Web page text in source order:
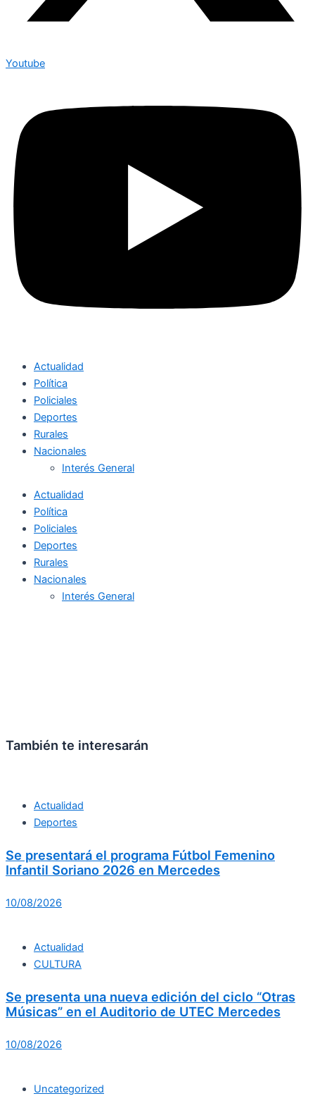
Youtube
Actualidad
Política
Policiales
Deportes
Rurales
Nacionales
Interés General
Actualidad
Política
Policiales
Deportes
Rurales
Nacionales
Interés General
También te interesarán
Actualidad
Deportes
Se presentará el programa Fútbol Femenino
Infantil Soriano 2026 en Mercedes
10/08/2026
Actualidad
CULTURA
Se presenta una nueva edición del ciclo “Otras
Músicas” en el Auditorio de UTEC Mercedes
10/08/2026
Uncategorized